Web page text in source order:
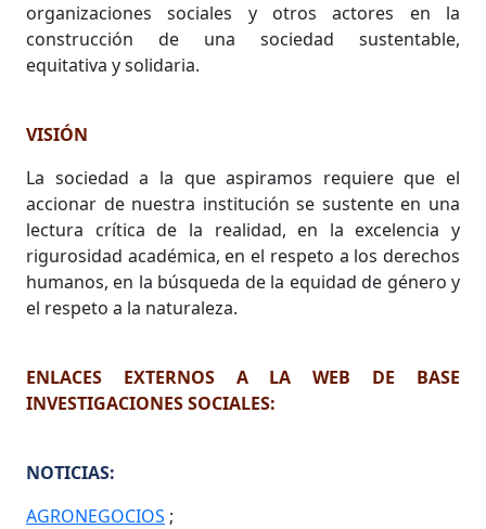
organizaciones sociales y otros actores en la
construcción de una sociedad sustentable,
equitativa y solidaria.
VISIÓN
La sociedad a la que aspiramos requiere que el
accionar de nuestra institución se sustente en una
lectura crítica de la realidad, en la excelencia y
rigurosidad académica, en el respeto a los derechos
humanos, en la búsqueda de la equidad de género y
el respeto a la naturaleza.
ENLACES EXTERNOS A LA WEB DE BASE
INVESTIGACIONES SOCIALES:
NOTICIAS:
AGRONEGOCIOS ;